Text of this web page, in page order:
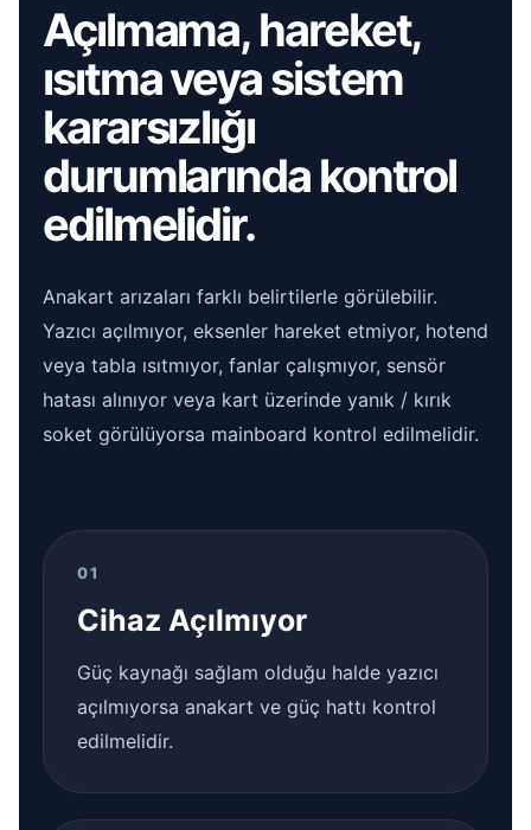
Açılmama, hareket,
ısıtma veya sistem
kararsızlığı
durumlarında kontrol
edilmelidir.
Anakart arızaları farklı belirtilerle görülebilir.
Yazıcı açılmıyor, eksenler hareket etmiyor, hotend
veya tabla ısıtmıyor, fanlar çalışmıyor, sensör
hatası alınıyor veya kart üzerinde yanık / kırık
soket görülüyorsa mainboard kontrol edilmelidir.
01
Cihaz Açılmıyor
Güç kaynağı sağlam olduğu halde yazıcı
açılmıyorsa anakart ve güç hattı kontrol
edilmelidir.